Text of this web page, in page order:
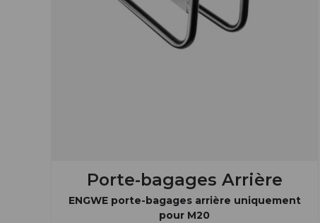
Porte-bagages Arrière
ENGWE porte-bagages arrière uniquement
pour M20